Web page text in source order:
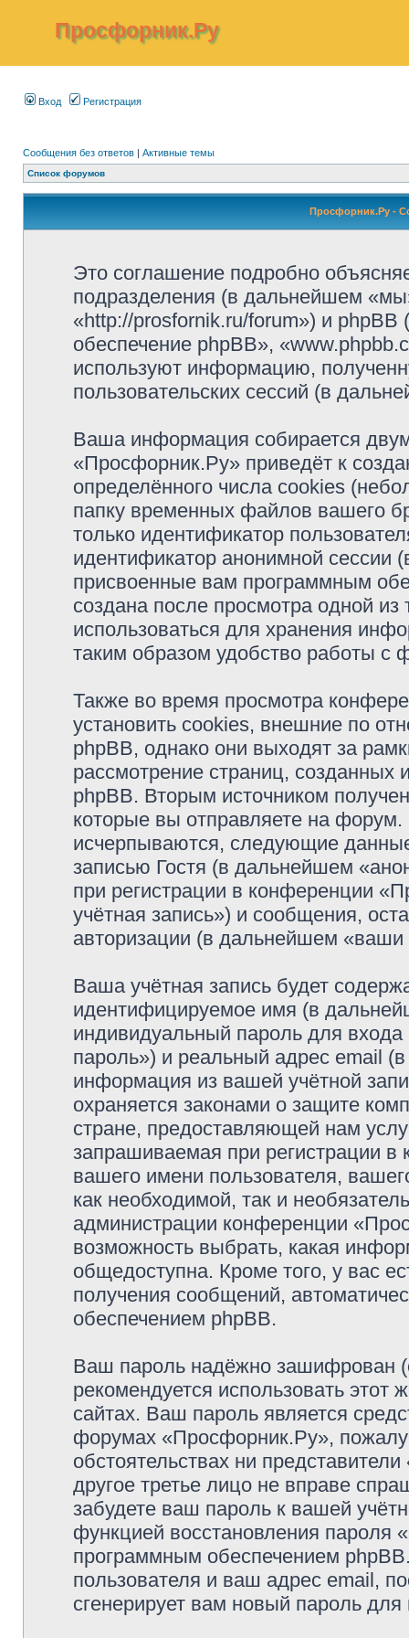
Просфорник.Ру
Вход Регистрация
Сообщения без ответов | Активные темы
Список форумов
Просфорник.Ру -
Это соглашение подробно
подразделения (в дальнейшем
«http://prosfornik.ru/forum») и
обеспечение phpBB»,
используют информацию,
пользовательских сессий (в
Ваша информация собирается
«Просфорник.Ру» приведёт к
определённого числа cookies
папку временных файлов вашего
только идентификатор
идентификатор анонимной сессии
присвоенные вам программным
создана после просмотра одной
использоваться для хранения
таким образом удобство работы с
Также во время просмотра
установить cookies, внешние по
phpBB, однако они выходят за
рассмотрение страниц,
phpBB. Вторым источником
которые вы отправляете на
исчерпываются, следующие
записью Гостя (в дальнейшем
при регистрации в конференции
учётная запись») и сообщения,
авторизации (в дальнейшем
Ваша учётная запись будет
идентифицируемое имя (в
индивидуальный пароль для
пароль») и реальный адрес email
информация из вашей учётной
охраняется законами о защите
стране, предоставляющей нам
запрашиваемая при регистрации
вашего имени пользователя,
как необходимой, так и
администрации конференции
возможность выбрать, какая
общедоступна. Кроме того, у вас
получения сообщений,
обеспечением phpBB.
Ваш пароль надёжно зашифрован
рекомендуется использовать этот
сайтах. Ваш пароль является
форумах «Просфорник.Ру»,
обстоятельствах ни
другое третье лицо не вправе
забудете ваш пароль к вашей
функцией восстановления пароля
программным обеспечением
пользователя и ваш адрес email,
сгенерирует вам новый пароль